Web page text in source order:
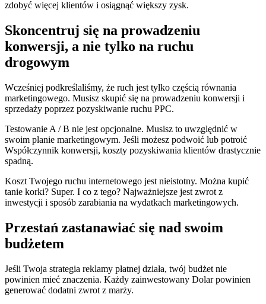
zdobyć więcej klientów i osiągnąć większy zysk.
Skoncentruj się na prowadzeniu
konwersji, a nie tylko na ruchu
drogowym
Wcześniej podkreślaliśmy, że ruch jest tylko częścią równania
marketingowego. Musisz skupić się na prowadzeniu konwersji i
sprzedaży poprzez pozyskiwanie ruchu PPC.
Testowanie A / B nie jest opcjonalne. Musisz to uwzględnić w
swoim planie marketingowym. Jeśli możesz podwoić lub potroić
Współczynnik konwersji, koszty pozyskiwania klientów drastycznie
spadną.
Koszt Twojego ruchu internetowego jest nieistotny. Można kupić
tanie korki? Super. I co z tego? Najważniejsze jest zwrot z
inwestycji i sposób zarabiania na wydatkach marketingowych.
Przestań zastanawiać się nad swoim
budżetem
Jeśli Twoja strategia reklamy płatnej działa, twój budżet nie
powinien mieć znaczenia. Każdy zainwestowany Dolar powinien
generować dodatni zwrot z marży.